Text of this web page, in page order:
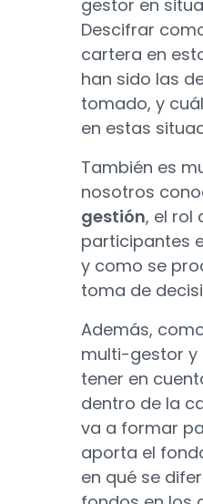
gestor en
Descifrar
cartera en
han sido las
tomado, y
en estas
También es
nosotros
gestión, el rol
participantes
y como se
toma de
Además,
multi-gestor
tener en
dentro de la
va a formar
aporta el
en qué se